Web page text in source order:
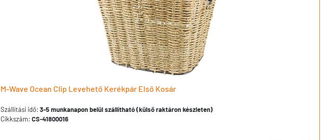
M-Wave Ocean Clip Levehető Kerékpár Első Kosár
Szállítási idő: 3-5 munkanapon belül szállítható (külső raktáron készleten)
Cikkszám: CS-41800016